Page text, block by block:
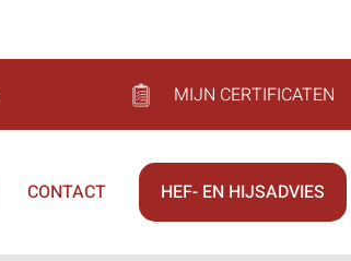
MIJN CERTIFICATEN
CONTACT HEF- EN HIJSADVIES